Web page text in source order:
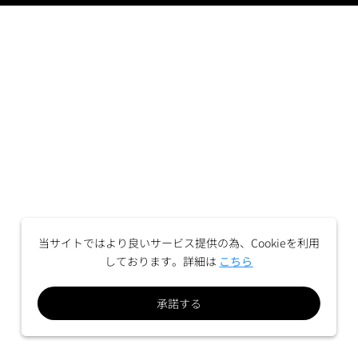
当サイトではより良いサービス提供の為、Cookieを利用
しております。詳細は こちら
承諾する